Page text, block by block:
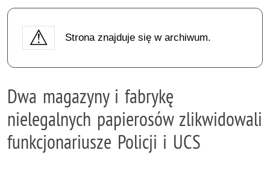
Strona znajduje się w archiwum.
Dwa magazyny i fabrykę
nielegalnych papierosów zlikwidowali
funkcjonariusze Policji i UCS